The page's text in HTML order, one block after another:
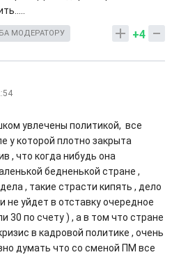
+4
МОДЕРАТОРУ
увлечены политикой, все
у которой плотно закрыта
, что когда нибудь она
бедненькой стране ,
, такие страсти кипять , дело
не уйдет в отставку очередное
30 по счету ) , а в том что стране
в кадровой политике , очень
думать что со сменой ПМ все